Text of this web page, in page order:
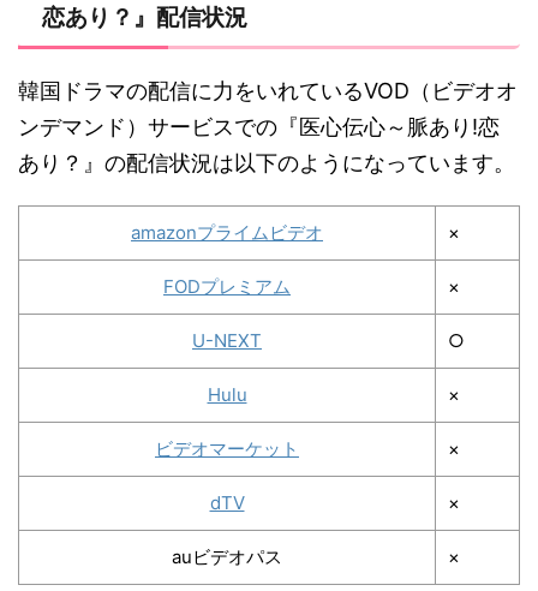
恋あり？』配信状況
韓国ドラマの配信に力をいれているVOD（ビデオオ
ンデマンド）サービスでの『医心伝心～脈あり!恋
あり？』の配信状況は以下のようになっています。
amazonプライムビデオ ×
FODプレミアム ×
U-NEXT ○
Hulu ×
ビデオマーケット ×
dTV ×
auビデオパス ×